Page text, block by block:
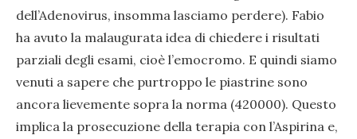
dell’Adenovirus, insomma lasciamo perdere). Fabio
ha avuto la malaugurata idea di chiedere i risultati
parziali degli esami, cioè l’emocromo. E quindi siamo
venuti a sapere che purtroppo le piastrine sono
ancora lievemente sopra la norma (420000). Questo
implica la prosecuzione della terapia con l’Aspirina e,